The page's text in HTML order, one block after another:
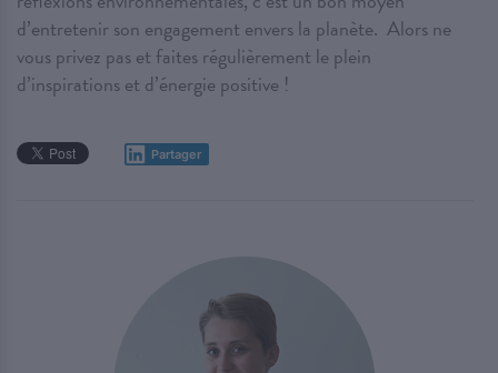
d’entretenir son engagement envers la planète. Alors ne
vous privez pas et faites régulièrement le plein
d’inspirations et d’énergie positive !
Partager